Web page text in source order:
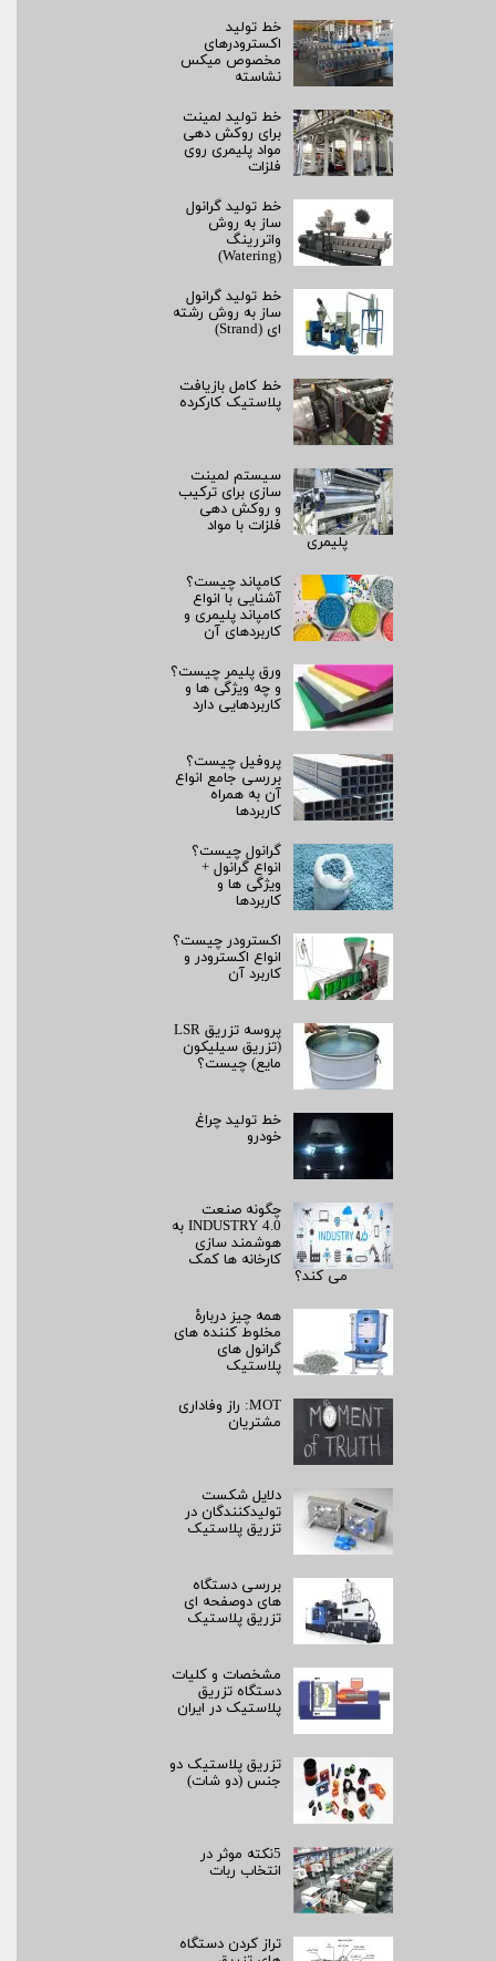
خط تولید
اکسترودرهای
مخصوص میکس
نشاسته
خط تولید لمینت
برای روکش‌ دهی
مواد پلیمری روی
فلزات
خط تولید گرانول
ساز به روش
واتررینگ
(Watering)
خط تولید گرانول
ساز به روش رشته‌
ای (Strand)
خط کامل بازیافت
پلاستیک کارکرده
سیستم لمینت‌
سازی برای ترکیب
و روکش‌ دهی
فلزات با مواد
پلیمری
کامپاند چیست؟
آشنایی با انواع
کامپاند پلیمری و
کاربردهای آن
ورق پلیمر چیست؟
و چه ویژگی ها و
کاربردهایی دارد
پروفیل چیست؟
بررسی جامع انواع
آن به همراه
کاربردها
گرانول چیست؟
انواع گرانول +
ویژگی ها و
کاربردها
اکسترودر چیست؟
انواع اکسترودر و
کاربرد آن
پروسه تزریق LSR
(تزریق سیلیکون
مایع) چیست؟
خط تولید چراغ
خودرو
چگونه صنعت
INDUSTRY 4.0 به
هوشمند سازی
کارخانه ها کمک
می کند؟
همه چیز دربارۀ
مخلوط کننده های
گرانول های
پلاستیک
MOT: راز وفاداری
مشتریان
دلایل شکست
تولیدکنندگان در
تزریق پلاستیک
بررسی دستگاه
های دوصفحه ای
تزریق پلاستیک
مشخصات و کلیات
دستگاه تزریق
پلاستیک در ایران
تزریق پلاستیک دو
جنس (دو شات)
5نکته موثر در
انتخاب ربات
تراز کردن دستگاه